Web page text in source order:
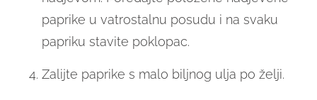
paprike u vatrostalnu posudu i na svaku
papriku stavite poklopac.
Zalijte paprike s malo biljnog ulja po želji.